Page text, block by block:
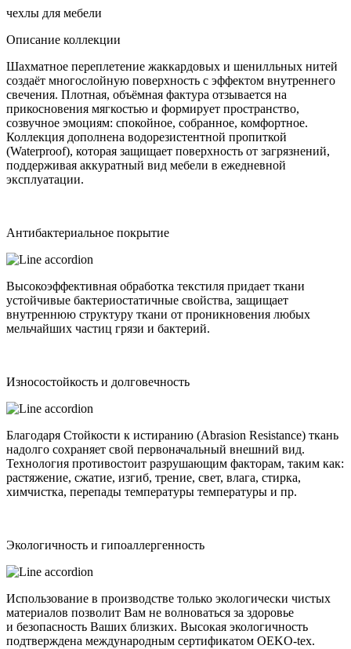
чехлы для мебели
Описание коллекции
Шахматное переплетение жаккардовых и шенилльных нитей
создаёт многослойную поверхность с эффектом внутреннего
свечения. Плотная, объёмная фактура отзывается на
прикосновения мягкостью и формирует пространство,
созвучное эмоциям: спокойное, собранное, комфортное.
Коллекция дополнена водорезистентной пропиткой
(Waterproof), которая защищает поверхность от загрязнений,
поддерживая аккуратный вид мебели в ежедневной
эксплуатации.
Антибактериальное покрытие
Высокоэффективная обработка текстиля придает ткани
устойчивые бактериостатичные свойства, защищает
внутреннюю структуру ткани от проникновения любых
мельчайших частиц грязи и бактерий.
Износостойкость и долговечность
Благодаря Стойкости к истиранию (Abrasion Resistance) ткань
надолго сохраняет свой первоначальный внешний вид.
Технология противостоит разрушающим факторам, таким как:
растяжение, сжатие, изгиб, трение, свет, влага, стирка,
химчистка, перепады температуры температуры и пр.
Экологичность и гипоаллергенность
Использование в производстве только экологически чистых
материалов позволит Вам не волноваться за здоровье
и безопасность Ваших близких. Высокая экологичность
подтверждена международным сертификатом OEKO-tex.